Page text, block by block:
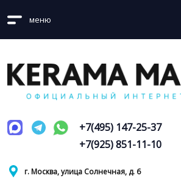
меню
г. Москва, улица Солнечная, д. 6
+7(495) 147-25-37
+7(925) 851-11-10